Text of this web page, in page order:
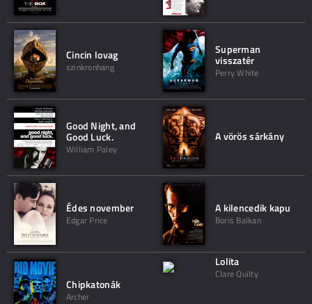
Cincin lovag
szinkronhang
Superman
visszatér
Perry White
Good Night, and
Good Luck.
William Paley
A vörös sárkány
Édes november
Edgar Price
A kilencedik kapu
Boris Balkan
Chipkatonák
Archer
Lolita
Clare Quilty